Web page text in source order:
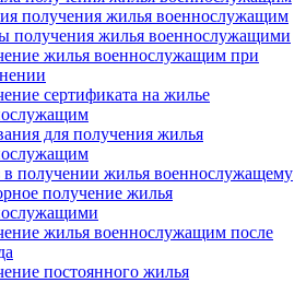
получения жилья военнослужащим
получения жилья военнослужащими
жилья военнослужащим при
сертификата на жилье
для получения жилья
в получении жилья военнослужащему
получение жилья
жилья военнослужащим после
постоянного жилья